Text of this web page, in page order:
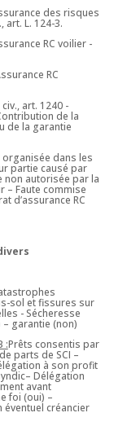
des risques
art. L. 124-3.
RC voilier -
RC
civ., art. 1240 -
de la
de la garantie
organisée dans les
partie causé par
non autorisée par la
– Faute commise
d’assurance RC
sol et fissures sur
- Sécheresse
garantie (non)
:Prêts consentis par
parts de SCI –
à son profit
Délégation
avant
foi (oui) –
éventuel créancier